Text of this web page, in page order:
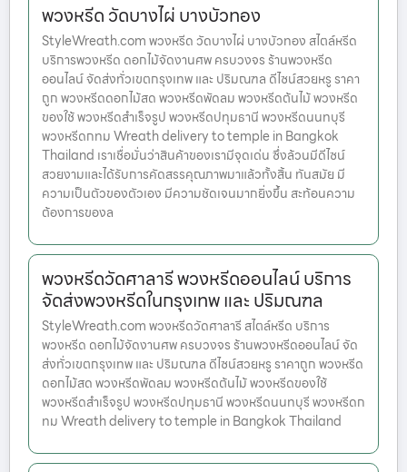
พวงหรีด วัดบางไผ่ บางบัวทอง
StyleWreath.com พวงหรีด วัดบางไผ่ บางบัวทอง สไตล์หรีด
บริการพวงหรีด ดอกไม้จัดงานศพ ครบวงจร ร้านพวงหรีด
ออนไลน์ จัดส่งทั่วเขตกรุงเทพ และ ปริมณฑล ดีไซน์สวยหรู ราคา
ถูก พวงหรีดดอกไม้สด พวงหรีดพัดลม พวงหรีดต้นไม้ พวงหรีด
ของใช้ พวงหรีดสำเร็จรูป พวงหรีดปทุมธานี พวงหรีดนนทบุรี
พวงหรีดกทม Wreath delivery to temple in Bangkok
Thailand เราเชื่อมั่นว่าสินค้าของเรามีจุดเด่น ซึ่งล้วนมีดีไซน์
สวยงามและได้รับการคัดสรรคุณภาพมาแล้วทั้งสิ้น ทันสมัย มี
ความเป็นตัวของตัวเอง มีความชัดเจนมากยิ่งขึ้น สะท้อนความ
ต้องการของล
พวงหรีดวัดศาลารี พวงหรีดออนไลน์ บริการ
จัดส่งพวงหรีดในกรุงเทพ และ ปริมณฑล
StyleWreath.com พวงหรีดวัดศาลารี สไตล์หรีด บริการ
พวงหรีด ดอกไม้จัดงานศพ ครบวงจร ร้านพวงหรีดออนไลน์ จัด
ส่งทั่วเขตกรุงเทพ และ ปริมณฑล ดีไซน์สวยหรู ราคาถูก พวงหรีด
ดอกไม้สด พวงหรีดพัดลม พวงหรีดต้นไม้ พวงหรีดของใช้
พวงหรีดสำเร็จรูป พวงหรีดปทุมธานี พวงหรีดนนทบุรี พวงหรีดก
ทม Wreath delivery to temple in Bangkok Thailand